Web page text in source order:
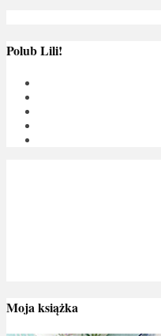
Polub Lili!
Moja książka